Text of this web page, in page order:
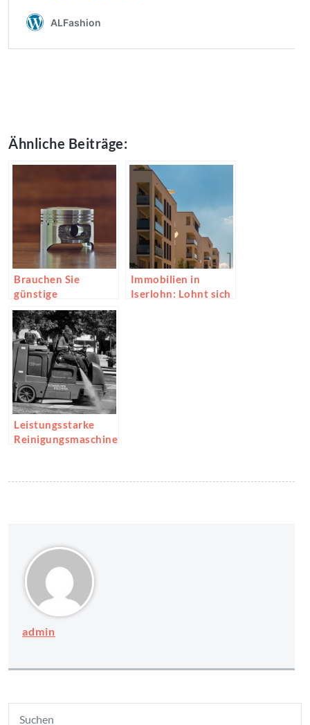
Ähnliche Beiträge:
Brauchen Sie
günstige
Motorteile?
Immobilien in
Iserlohn: Lohnt sich
Leistungsstarke
Reinigungsmaschine
admin